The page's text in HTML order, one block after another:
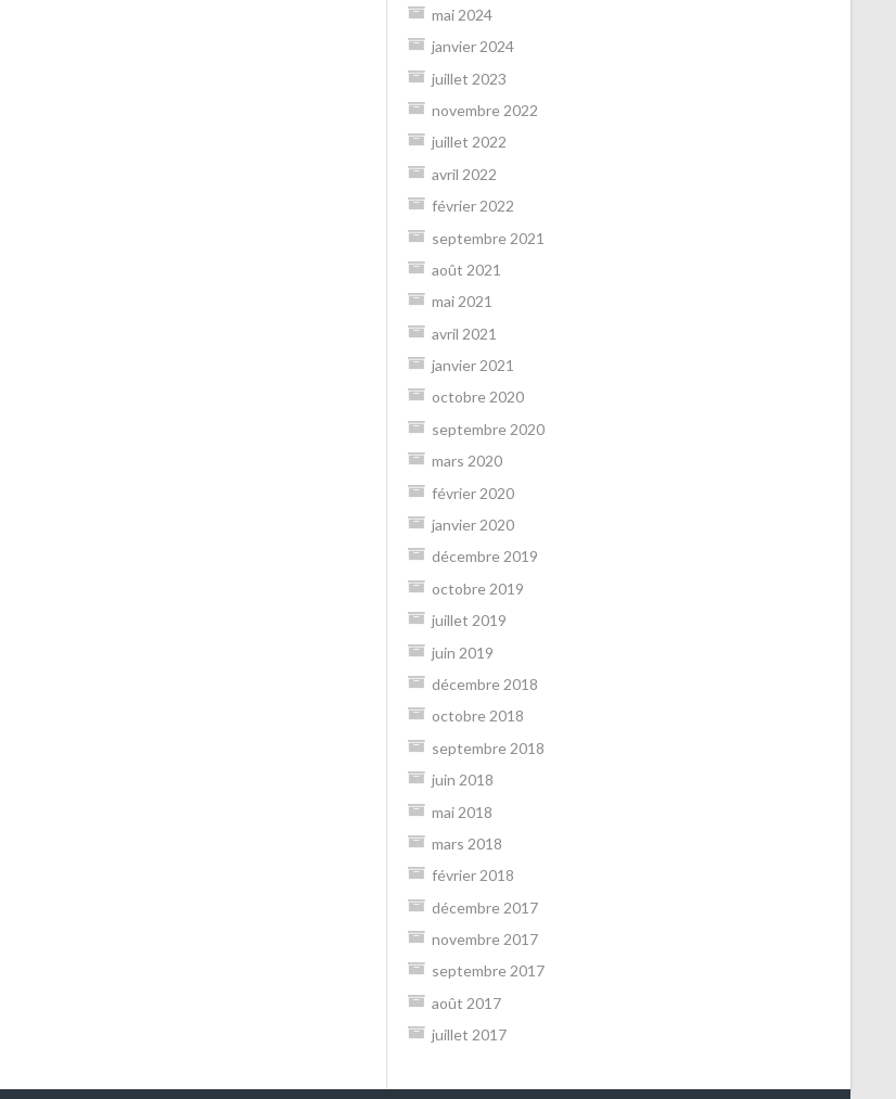
mai 2024
janvier 2024
juillet 2023
novembre 2022
juillet 2022
avril 2022
février 2022
septembre 2021
août 2021
mai 2021
avril 2021
janvier 2021
octobre 2020
septembre 2020
mars 2020
février 2020
janvier 2020
décembre 2019
octobre 2019
juillet 2019
juin 2019
décembre 2018
octobre 2018
septembre 2018
juin 2018
mai 2018
mars 2018
février 2018
décembre 2017
novembre 2017
septembre 2017
août 2017
juillet 2017